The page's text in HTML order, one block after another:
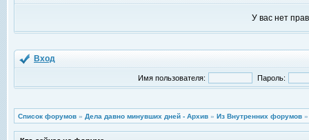
У вас нет
Вход
Имя пользователя: Пароль:
Список форумов » Дела давно минувших дней - Архив » Из Внутренних форумов